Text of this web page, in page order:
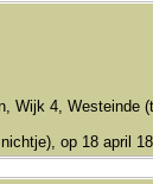
Wijk 4, Westeinde
op 18 april